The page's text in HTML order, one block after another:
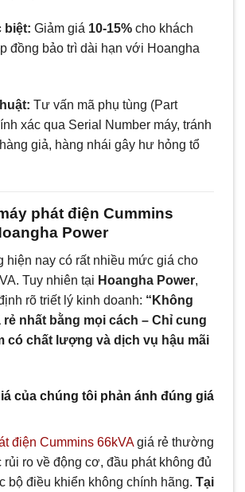
biệt: Giảm giá 10-15%cho khách
đồng bảo trì dài hạn với Hoangha
Tư vấn mã phụ tùng (Part
xác qua Serial Number máy, tránh
giả, hàng nhái gây hư hỏng tổ
phát điện Cummins
Power
hiện nay có rất nhiều mức giá cho
Tuy nhiên tại Hoangha Power,
rõ triết lý kinh doanh: “Không
nhất bằng mọi cách – Chỉ cung
có chất lượng và dịch vụ hậu mãi
của chúng tôi phản ánh đúng giá
điện Cummins 66kVAgiá rẻ thường
ro về động cơ, đầu phát không đủ
bộ điều khiển không chính hãng. Tại